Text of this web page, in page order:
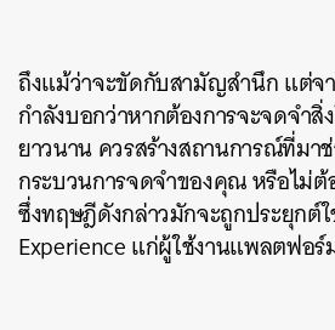
ถึงแม้ว่าจะขัดกับสามัญสำนึก แต่จ
กำลังบอกว่าหากต้องการจะจดจำ
ยาวนาน ควรสร้างสถานการณ์ที่มา
กระบวนการจดจำของคุณ หรือไม่ต้
ซึ่งทฤษฎีดังกล่าวมักจะถูกประยุกต์
Experience แก่ผู้ใช้งานแพลตฟอ